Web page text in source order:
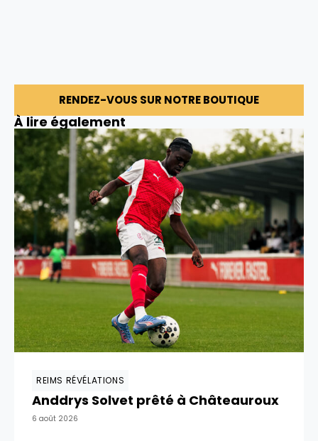
RENDEZ-VOUS SUR NOTRE BOUTIQUE
À lire également
REIMS RÉVÉLATIONS
Anddrys Solvet prêté à Châteauroux
6 août 2026